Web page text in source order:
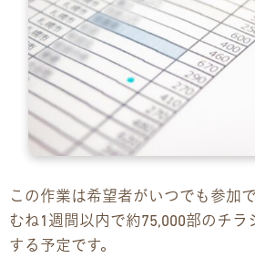
この作業は希望者がいつでも参加
むね1週間以内で約75,000部のチラ
する予定です。